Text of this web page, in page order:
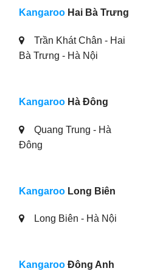
Kangaroo Hai Bà Trưng
Trần Khát Chân - Hai
Bà Trưng - Hà Nội
Kangaroo Hà Đông
Quang Trung - Hà
Đông
Kangaroo Long Biên
Long Biên - Hà Nội
Kangaroo Đông Anh